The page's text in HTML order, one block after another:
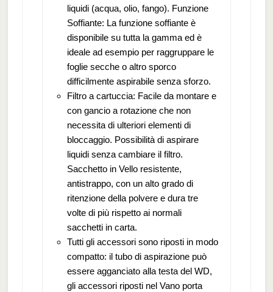
liquidi (acqua, olio, fango). Funzione
Soffiante: La funzione soffiante è
disponibile su tutta la gamma ed è
ideale ad esempio per raggruppare le
foglie secche o altro sporco
difficilmente aspirabile senza sforzo.
Filtro a cartuccia: Facile da montare e
con gancio a rotazione che non
necessita di ulteriori elementi di
bloccaggio. Possibilità di aspirare
liquidi senza cambiare il filtro.
Sacchetto in Vello resistente,
antistrappo, con un alto grado di
ritenzione della polvere e dura tre
volte di più rispetto ai normali
sacchetti in carta.
Tutti gli accessori sono riposti in modo
compatto: il tubo di aspirazione può
essere agganciato alla testa del WD,
gli accessori riposti nel Vano porta